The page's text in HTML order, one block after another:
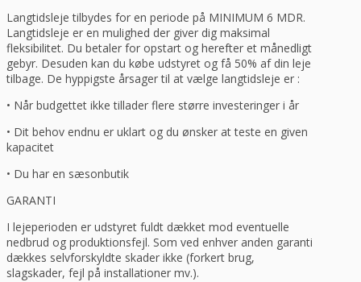
Langtidsleje tilbydes for en periode på MINIMUM 6 MDR.
Langtidsleje er en mulighed der giver dig maksimal
fleksibilitet. Du betaler for opstart og herefter et månedligt
gebyr. Desuden kan du købe udstyret og få 50% af din leje
tilbage. De hyppigste årsager til at vælge langtidsleje er :
• Når budgettet ikke tillader flere større investeringer i år
• Dit behov endnu er uklart og du ønsker at teste en given
kapacitet
• Du har en sæsonbutik
GARANTI
I lejeperioden er udstyret fuldt dækket mod eventuelle
nedbrud og produktionsfejl. Som ved enhver anden garanti
dækkes selvforskyldte skader ikke (forkert brug,
slagskader, fejl på installationer mv.).